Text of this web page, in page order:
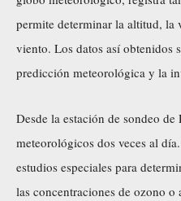
permite determinar la altitud,
viento. Los datos así obtenidos
predicción meteorológica y la
Desde la estación de sondeo de
meteorológicos dos veces al
estudios especiales para
las concentraciones de ozono o